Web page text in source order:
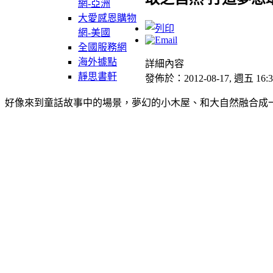
網-亞洲
大愛感恩購物
網-美國
全國服務網
海外據點
靜思書軒
詳細內容
發佈於：2012-08-17, 週五
好像來到童話故事中的場景，夢幻的小木屋、和大自然融合成